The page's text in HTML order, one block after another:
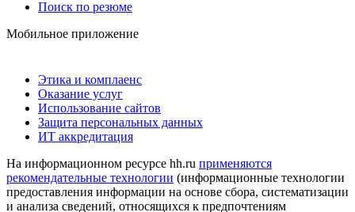
Поиск по резюме
Мобильное приложение
Этика и комплаенс
Оказание услуг
Использование сайтов
Защита персональных данных
ИТ аккредитация
На информационном ресурсе hh.ru применяются
рекомендательные технологии (информационные технологии
предоставления информации на основе сбора, систематизации
и анализа сведений, относящихся к предпочтениям